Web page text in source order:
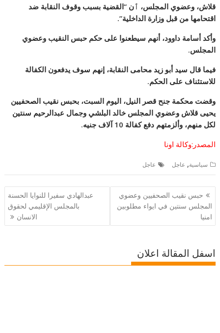
قلاش، وعضوي المجلس، ٱن “القضية بسبب وقوف النقابة ضد
اقتحامها من قبل وزارة الداخلية”.
وأكد أسامة داوود، أنهم سيطعنوا على حكم حبس النقيب وعضوي
المجلس.
فيما قال سيد أبو زيد محامى النقابة، إنهم سوف يدفعون الكفالة
للاستئناف على الحكم.
وقضت محكمة جنح قصر النيل، اليوم السبت، بحبس نقيب الصحفيين
يحيى قلاش وعضوي المجلس خالد البلشي وجمال عبدالرحيم سنتين
لكل منهم، وألزمتهم دفع كفالة 10 آلاف جنيه.
المصدر:وكالة اونا
سياسية, عاجل عاجل
تصفّح
المقالات
حبس نقيب الصحفيين وعضوي
المجلس سنتين في ايواء مطلوبين
امنيا
عبدالهادي سفيرا للنوايا الحسنة
بالمجلس الإقليمي لحقوق
الانسان
اسفل المقالة اعلان